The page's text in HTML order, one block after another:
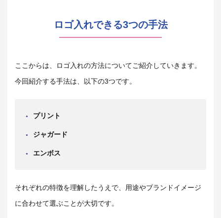
ロゴ入れできる3つの手法
ここからは、ロゴ入れの方法についてご紹介していきます。
今回紹介する手法は、以下の3つです。
プリント
ジャガード
エンボス
それぞれの特徴を理解したうえで、用途やブランドイメージ
に合わせて選ぶことが大切です。